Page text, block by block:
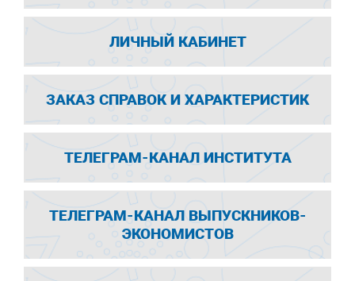
ЛИЧНЫЙ КАБИНЕТ
ЗАКАЗ СПРАВОК И ХАРАКТЕРИСТИК
ТЕЛЕГРАМ-КАНАЛ ИНСТИТУТА
ТЕЛЕГРАМ-КАНАЛ ВЫПУСКНИКОВ-
ЭКОНОМИСТОВ